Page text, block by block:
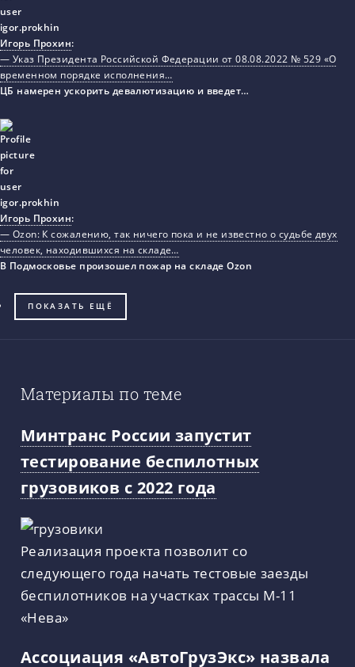
Игорь Прохин:
— Указ Президента Российской Федерации от 08.08.2022 № 529 «О
временном порядке исполнения…
ЦБ намерен ускорить девалютизацию и введет…
Игорь Прохин:
— Ozon: К сожалению, так ничего пока и не известно о судьбе двух
человек, находившихся на складе…
В Подмосковье произошел пожар на складе Ozon
ПОКАЗАТЬ ЕЩЁ
Материалы по теме
Минтранс России запустит
тестирование беспилотных
грузовиков с 2022 года
Реализация проекта позволит со
следующего года начать тестовые заезды
беспилотников на участках трассы М-11
«Нева»
Ассоциация «АвтоГрузЭкс» назвала